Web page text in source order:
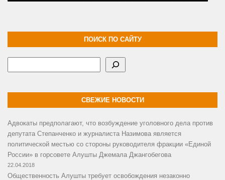
ПОИСК ПО САЙТУ
СВЕЖИЕ НОВОСТИ
Адвокаты предполагают, что возбуждение уголовного дела против
депутата Степанченко и журналиста Назимова является
политической местью со стороны руководителя фракции «Единой
России» в горсовете Алушты Джемала Джангобегова
22.04.2018
Общественность Алушты требует освобождения незаконно